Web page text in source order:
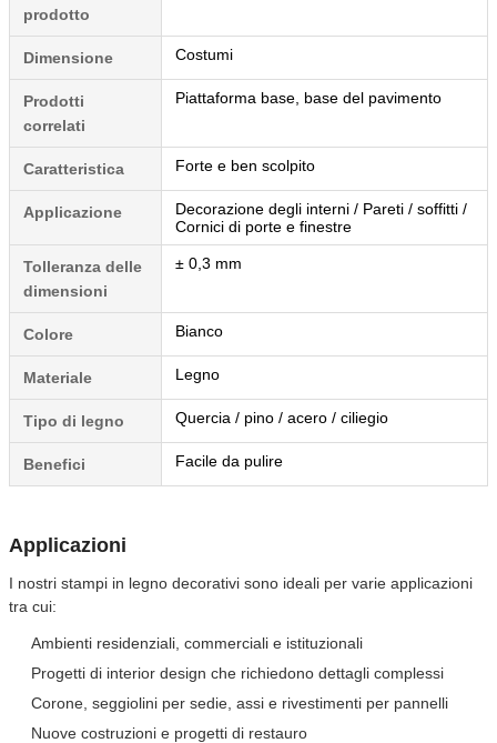
prodotto
Dimensione Costumi
Prodotti
correlati
Piattaforma base, base del pavimento
Caratteristica Forte e ben scolpito
Applicazione
Decorazione degli interni / Pareti / soffitti /
Cornici di porte e finestre
Tolleranza delle
dimensioni
± 0,3 mm
Colore Bianco
Materiale Legno
Tipo di legno Quercia / pino / acero / ciliegio
Benefici Facile da pulire
Applicazioni
I nostri stampi in legno decorativi sono ideali per varie applicazioni
tra cui:
Ambienti residenziali, commerciali e istituzionali
Progetti di interior design che richiedono dettagli complessi
Corone, seggiolini per sedie, assi e rivestimenti per pannelli
Nuove costruzioni e progetti di restauro